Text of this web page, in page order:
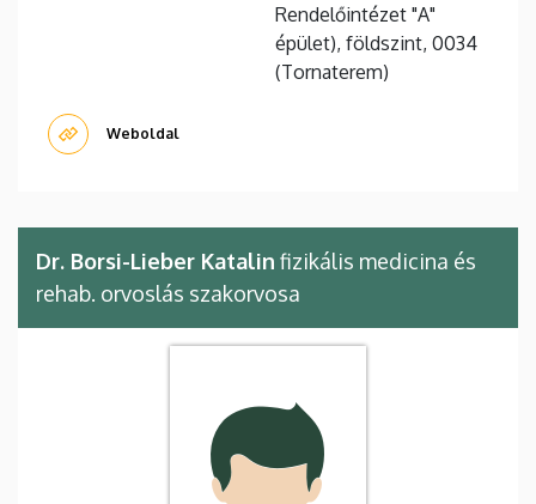
Rendelőintézet "A"
épület), földszint, 0034
(Tornaterem)
Weboldal
Dr. Borsi-Lieber Katalin fizikális medicina és
rehab. orvoslás szakorvosa